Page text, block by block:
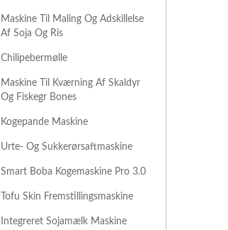
Maskine Til Maling Og Adskillelse
Af Soja Og Ris
Chilipebermølle
Maskine Til Kværning Af Skaldyr
Og Fiskegr Bones
Kogepande Maskine
Urte- Og Sukkerørsaftmaskine
Smart Boba Kogemaskine Pro 3.0
Tofu Skin Fremstillingsmaskine
Integreret Sojamælk Maskine